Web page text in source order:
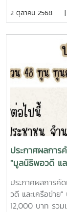
มหาวิทยาลัยแม่โ
เต็กตึ๊ง ประจำ
ว่าราชการจังหวั
โดย นายวิเชียร
โครงการ "ป่อเต็
รสึกษาทุกระดั
ตรี 4 ปี) จำนวน
125,000 บาท ณ
เชียงใหม่นักศึก
ปีสุดท้าย (ทุนสัญ
จำนวน 5 ราย ดัง
สาขาวิชาการส่ง
การเกษตร 2. น
สาขาวิชาสัตวศา
นายสุขสันต์ ศรีโ
ศาสตร์ (โคนม-โ
2 ตุลาคม
ประกาศผลการ
"มูลนิธิพอวดี แล
ประกาศผลการคั
วดี และเครือข่า
12,000 บาท รวม